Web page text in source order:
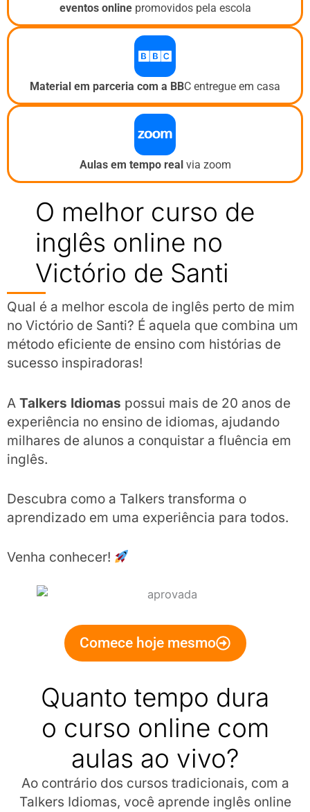
eventos online promovidos pela escola
Material em parceria com a BBC entregue em casa
Aulas em tempo real via zoom
O melhor curso de
inglês online no
Victório de Santi
Qual é a melhor escola de inglês perto de mim
no Victório de Santi? É aquela que combina um
método eficiente de ensino com histórias de
sucesso inspiradoras!
A Talkers Idiomas possui mais de 20 anos de
experiência no ensino de idiomas, ajudando
milhares de alunos a conquistar a fluência em
inglês.
Descubra como a Talkers transforma o
aprendizado em uma experiência para todos.
Venha conhecer!
Comece hoje mesmo
Quanto tempo dura
o curso online com
aulas ao vivo?
Ao contrário dos cursos tradicionais, com a
Talkers Idiomas, você aprende inglês online